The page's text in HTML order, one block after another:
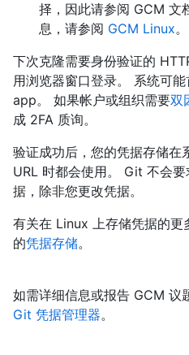
择，因此请参阅 GCM 文
息，请参阅 GCM Linux。
下次克隆需要身份验证的
用浏览器窗口登录。 系统可
app。 如果帐户或组织需要双
成 2FA 质询。
验证成功后，您的凭据存储在
URL 时都会使用。 Git 不会
据，除非您更改凭据。
有关在 Linux 上存储凭据的
的凭据存储。
如需详细信息或报告 GCM 议
Git 凭据管理器。